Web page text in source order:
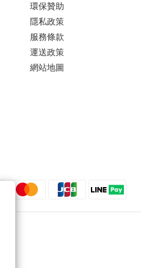
環保贊助
隱私政策
服務條款
運送政策
網站地圖